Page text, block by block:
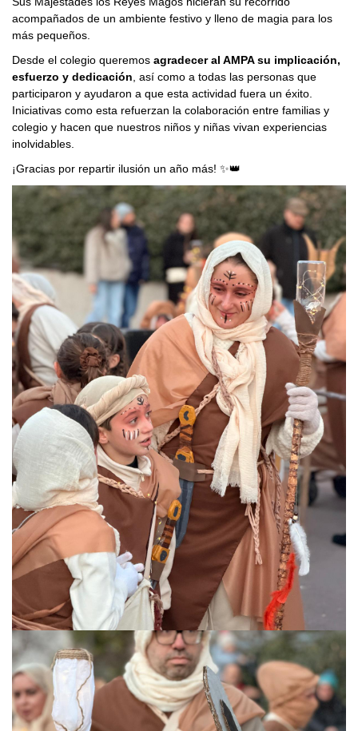
acompañados de un ambiente festivo y lleno de magia para los
más pequeños.
Desde el colegio queremos agradecer al AMPA su implicación,
esfuerzo y dedicación , así como a todas las personas que
participaron y ayudaron a que esta actividad fuera un éxito.
Iniciativas como esta refuerzan la colaboración entre familias y
colegio y hacen que nuestros niños y niñas vivan experiencias
inolvidables.
¡Gracias por repartir ilusión un año más! ✨👑